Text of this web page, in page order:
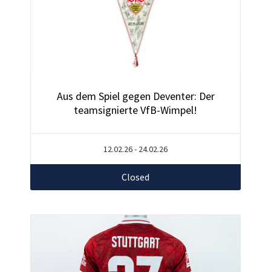
Aus dem Spiel gegen Deventer: Der
teamsignierte VfB-Wimpel!
12.02.26 - 24.02.26
Closed